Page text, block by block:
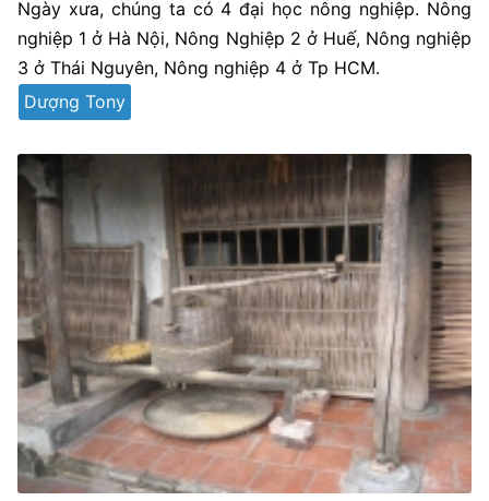
Ngày xưa, chúng ta có 4 đại học nông nghiệp. Nông
nghiệp 1 ở Hà Nội, Nông Nghiệp 2 ở Huế, Nông nghiệp
3 ở Thái Nguyên, Nông nghiệp 4 ở Tp HCM.
Dượng Tony